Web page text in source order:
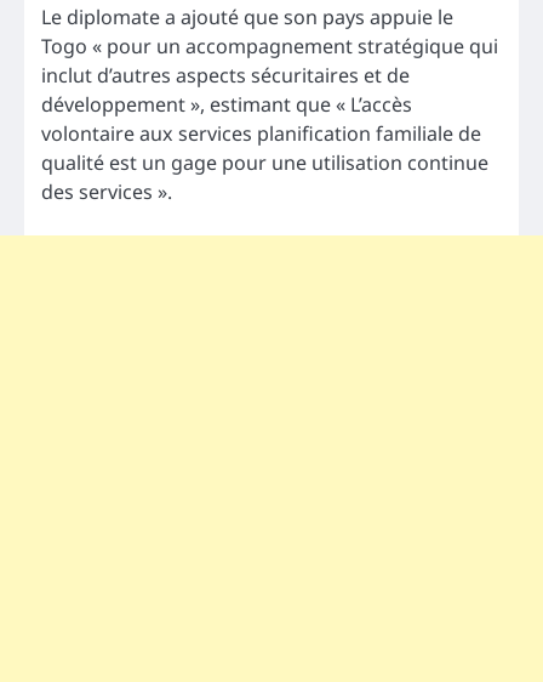
Le diplomate a ajouté que son pays appuie le
Togo « pour un accompagnement stratégique qui
inclut d’autres aspects sécuritaires et de
développement », estimant que « L’accès
volontaire aux services planification familiale de
qualité est un gage pour une utilisation continue
des services ».